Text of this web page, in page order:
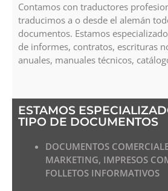
Contamos con traductores
traducimos a o desde el alemán
documentos. Estamos
de informes, contratos, escrituras
anuales, manuales técnicos,
ESTAMOS
TIPO DE DOCUMENTOS
DOCUMENTOS
MARKETING, IMPRESOS
FOLLETOS INFORMATIVOS